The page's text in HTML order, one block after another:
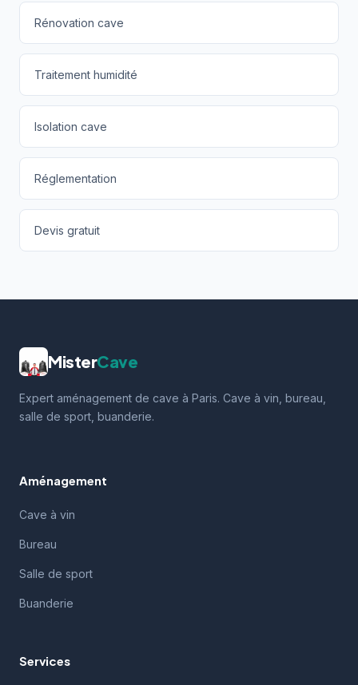
Rénovation cave
Traitement humidité
Isolation cave
Réglementation
Devis gratuit
MisterCave
Expert aménagement de cave à Paris. Cave à vin, bureau,
salle de sport, buanderie.
Aménagement
Cave à vin
Bureau
Salle de sport
Buanderie
Services